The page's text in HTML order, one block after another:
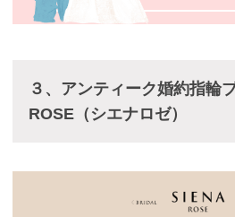
３、 アンティーク婚約指輪
ROSE（シエナロゼ）